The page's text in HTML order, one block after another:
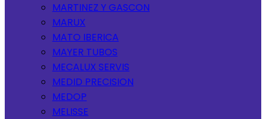
MARTINEZ Y GASCON
MARUX
MATO IBERICA
MAYER TUBOS
MECALUX SERVIS
MEDID PRECISION
MEDOP
MELISSE